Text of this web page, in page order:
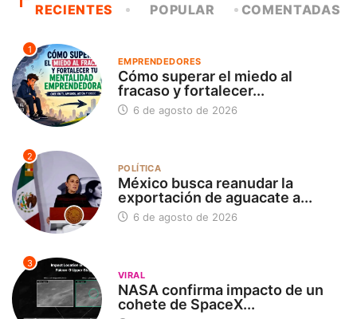
RECIENTES POPULAR COMENTADAS
1
EMPRENDEDORES
Cómo superar el miedo al
fracaso y fortalecer...
6 de agosto de 2026
2
POLÍTICA
México busca reanudar la
exportación de aguacate a...
6 de agosto de 2026
3
VIRAL
NASA confirma impacto de un
cohete de SpaceX...